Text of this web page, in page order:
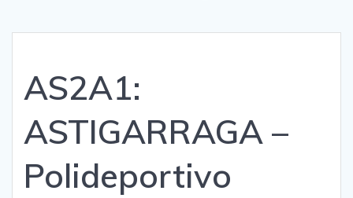
AS2A1:
ASTIGARRAGA –
Polideportivo